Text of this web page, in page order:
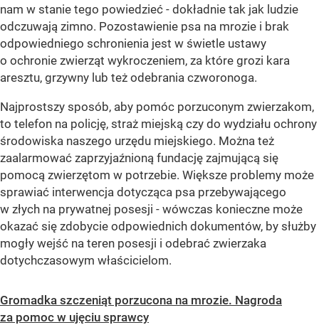
nam w stanie tego powiedzieć - dokładnie tak jak ludzie
odczuwają zimno. Pozostawienie psa na mrozie i brak
odpowiedniego schronienia jest w świetle ustawy
o ochronie zwierząt wykroczeniem, za które grozi kara
aresztu, grzywny lub też odebrania czworonoga.
Najprostszy sposób, aby pomóc porzuconym zwierzakom,
to telefon na policję, straż miejską czy do wydziału ochrony
środowiska naszego urzędu miejskiego. Można też
zaalarmować zaprzyjaźnioną fundację zajmującą się
pomocą zwierzętom w potrzebie. Większe problemy może
sprawiać interwencja dotycząca psa przebywającego
w złych na prywatnej posesji - wówczas konieczne może
okazać się zdobycie odpowiednich dokumentów, by służby
mogły wejść na teren posesji i odebrać zwierzaka
dotychczasowym właścicielom.
Gromadka szczeniąt porzucona na mrozie. Nagroda
za pomoc w ujęciu sprawcy